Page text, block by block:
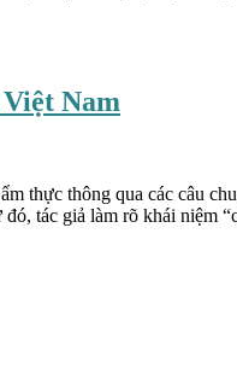
Nam
thực thông qua các câu
tác giả làm rõ khái niệm